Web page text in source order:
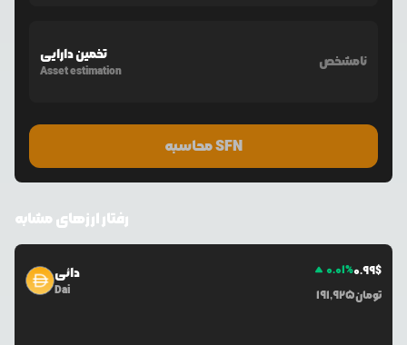
تخمین دارایی
Asset estimation
نامشخص
محاسبه SFN
رفتار ارزهای مشابه
دائی
Dai
0.01%0.99$
191,925تومان